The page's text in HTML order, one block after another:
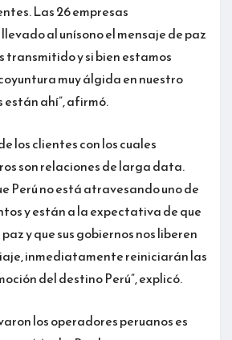
Las 26 empresas
al unísono el mensaje de paz
transmitido y si bien estamos
muy álgida en nuestro
ahí”, afirmó.
los clientes con los cuales
son relaciones de larga data.
Perú no está atravesando uno de
y están a la expectativa de que
y que sus gobiernos nos liberen
inmediatamente reiniciarán las
del destino Perú”, explicó.
los operadores peruanos es